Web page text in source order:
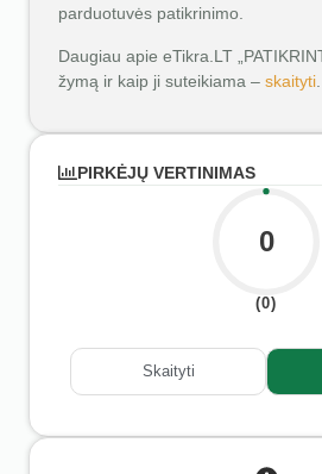
parduotuvės patikrinimo.
Daugiau apie eTikra.LT
žymą ir kaip ji suteikiama – skaityti
PIRKĖJŲ VERTINIMAS
0
(0)
Skaityti